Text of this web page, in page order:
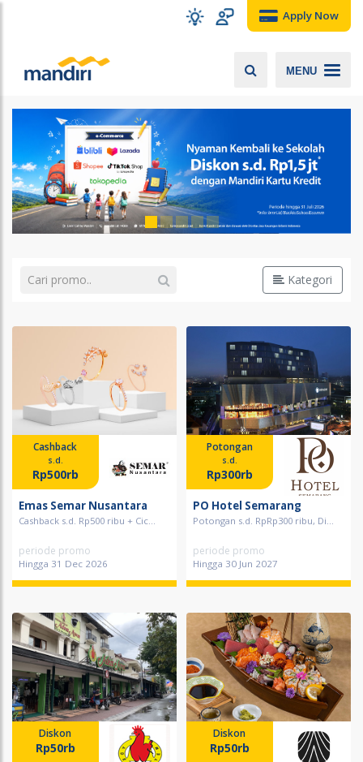
Apply Now
MENU
Kategori
Cashback
s.d.
Rp500rb
Emas Semar Nusantara
Cashback s.d. Rp500 ribu + Cic...
periode promo
Hingga 31 Dec 2026
Potongan
s.d.
Rp300rb
PO Hotel Semarang
Potongan s.d. RpRp300 ribu, Di...
periode promo
Hingga 30 Jun 2027
Diskon
Rp50rb
Diskon
Rp50rb